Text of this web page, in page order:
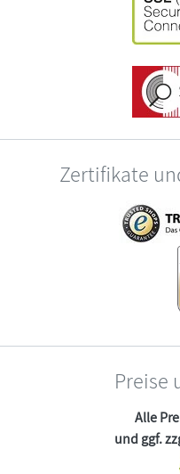
Zertifikate
Preise
Alle
und ggf.